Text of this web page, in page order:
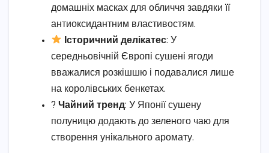
домашніх масках для обличчя завдяки її
антиоксидантним властивостям.
Історичний делікатес: У
середньовічній Європі сушені ягоди
вважалися розкішшю і подавалися лише
на королівських бенкетах.
? Чайний тренд: У Японії сушену
полуницю додають до зеленого чаю для
створення унікального аромату.